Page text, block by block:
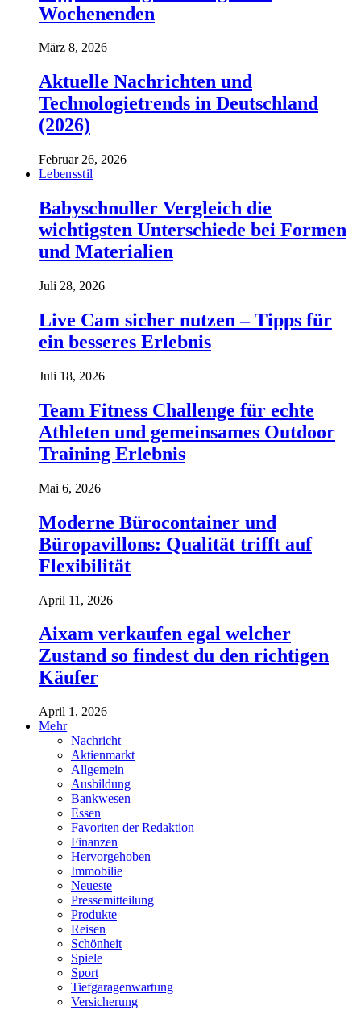
Wochenenden
März 8, 2026
Aktuelle Nachrichten und
Technologietrends in Deutschland
(2026)
Februar 26, 2026
Lebensstil
Babyschnuller Vergleich die
wichtigsten Unterschiede bei Formen
und Materialien
Juli 28, 2026
Live Cam sicher nutzen – Tipps für
ein besseres Erlebnis
Juli 18, 2026
Team Fitness Challenge für echte
Athleten und gemeinsames Outdoor
Training Erlebnis
Mai 6, 2026
Moderne Bürocontainer und
Büropavillons: Qualität trifft auf
Flexibilität
April 11, 2026
Aixam verkaufen egal welcher
Zustand so findest du den richtigen
Käufer
April 1, 2026
Mehr
Nachricht
Aktienmarkt
Allgemein
Ausbildung
Bankwesen
Essen
Favoriten der Redaktion
Finanzen
Hervorgehoben
Immobilie
Neueste
Pressemitteilung
Produkte
Reisen
Schönheit
Spiele
Sport
Tiefgaragenwartung
Versicherung